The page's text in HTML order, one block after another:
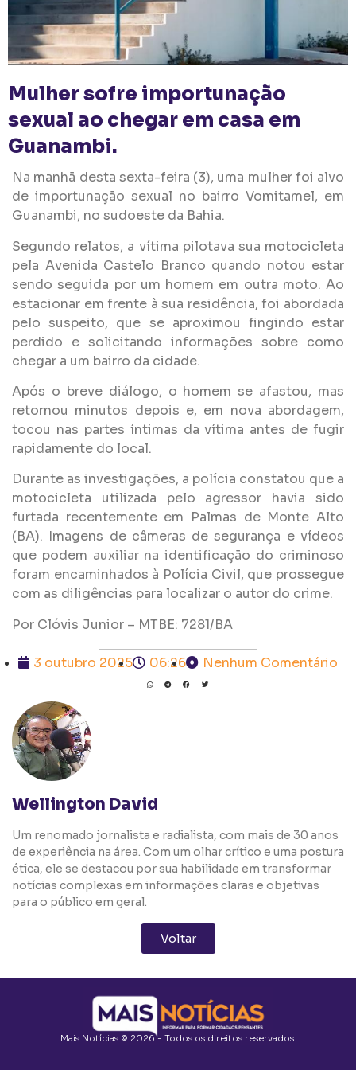
Mulher sofre importunação
sexual ao chegar em casa em
Guanambi.
Na manhã desta sexta-feira (3), uma mulher foi alvo
de importunação sexual no bairro Vomitamel, em
Guanambi, no sudoeste da Bahia.
Segundo relatos, a vítima pilotava sua motocicleta
pela Avenida Castelo Branco quando notou estar
sendo seguida por um homem em outra moto. Ao
estacionar em frente à sua residência, foi abordada
pelo suspeito, que se aproximou fingindo estar
perdido e solicitando informações sobre como
chegar a um bairro da cidade.
Após o breve diálogo, o homem se afastou, mas
retornou minutos depois e, em nova abordagem,
tocou nas partes íntimas da vítima antes de fugir
rapidamente do local.
Durante as investigações, a polícia constatou que a
motocicleta utilizada pelo agressor havia sido
furtada recentemente em Palmas de Monte Alto
(BA). Imagens de câmeras de segurança e vídeos
que podem auxiliar na identificação do criminoso
foram encaminhados à Polícia Civil, que prossegue
com as diligências para localizar o autor do crime.
Por Clóvis Junior – MTBE: 7281/BA
3 outubro 2025 06:26 Nenhum Comentário
Wellington David
Um renomado jornalista e radialista, com mais de 30 anos
de experiência na área. Com um olhar crítico e uma postura
ética, ele se destacou por sua habilidade em transformar
notícias complexas em informações claras e objetivas
para o público em geral.
Voltar
Mais Notícias © 2026 - Todos os direitos reservados.